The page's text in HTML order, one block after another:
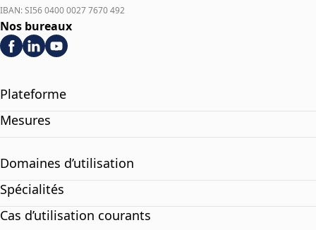
IBAN: SI56 0400 0027 7670 492
Nos bureaux
Plateforme
Mesures
Domaines d’utilisation
Spécialités
Cas d’utilisation courants